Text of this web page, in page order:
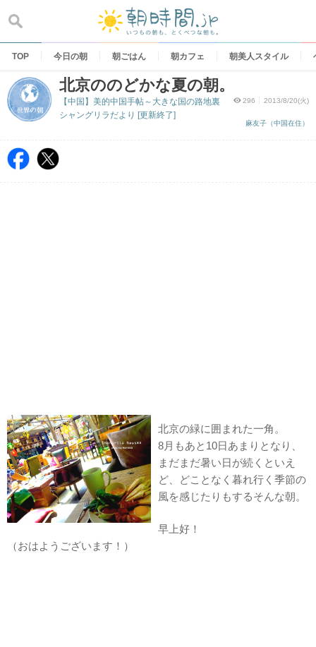
content
TOP 今日の朝 朝ごはん 朝カフェ 朝美人スタイル
北京ののどかな夏の朝。
296 2013/8/20(火)
麻友子（中国在住）
【中国】美的中国手帖～大きな国の路地裏
シャングリラだより [更新終了]
北京の緑に囲まれた一角。
8月もあと10日あまりとなり、
まだまだ暑い日が続くといえ
ど、どことなく暮れ行く季節の
風を感じたりもするそんな朝。
早上好！
（おはようございます！）